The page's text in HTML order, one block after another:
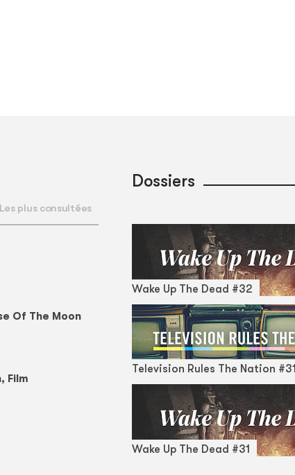
Les plus consultées
Of The Moon
Film
Dossiers
Wake Up The Dead #32
Television Rules The Nation #31
Wake Up The Dead #31